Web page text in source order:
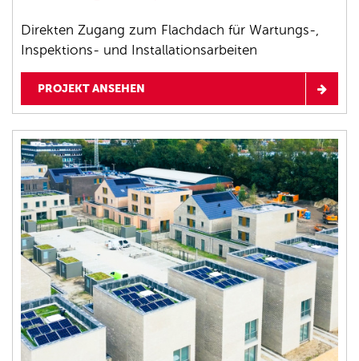
Direkten Zugang zum Flachdach für Wartungs-,
Inspektions- und Installationsarbeiten
PROJEKT ANSEHEN